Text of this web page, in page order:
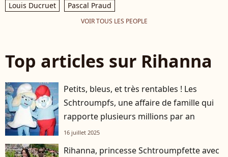
Louis Ducruet
Pascal Praud
VOIR TOUS LES PEOPLE
Top articles sur Rihanna
Petits, bleus, et très rentables ! Les
Schtroumpfs, une affaire de famille qui
rapporte plusieurs millions par an
16 juillet 2025
Rihanna, princesse Schtroumpfette avec